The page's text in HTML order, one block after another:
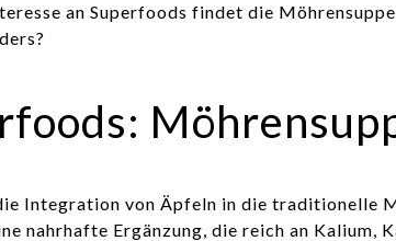
an Superfoods findet die
Integration von Äpfeln in die traditionelle
nahrhafte Ergänzung, die reich an